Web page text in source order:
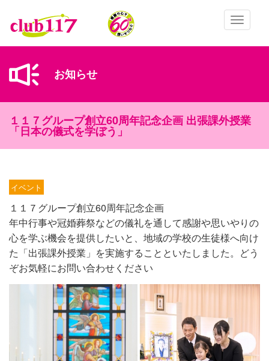
Toggle
お知らせ
１１７グループ創立60周年記念企画 出張課外授業
「日本の儀式を学ぼう」
イベント
１１７グループ創立60周年記念企画
年中行事や冠婚葬祭などの儀礼を通して感謝や思いやりの
心を学ぶ機会を提供したいと、地域の学校の生徒様へ向け
た「出張課外授業」を実施することといたしました。どう
ぞお気軽にお問い合わせください